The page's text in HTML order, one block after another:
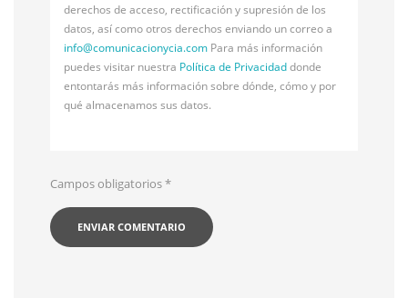
derechos de acceso, rectificación y supresión de los
datos, así como otros derechos enviando un correo a
info@comunicacionycia.com Para más información
puedes visitar nuestra Política de Privacidaddonde
entontarás más información sobre dónde, cómo y por
qué almacenamos sus datos.
Campos obligatorios*